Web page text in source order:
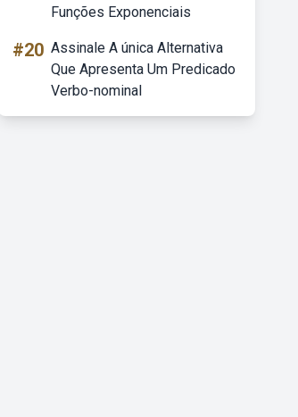
Funções Exponenciais
#20 Assinale A única Alternativa
Que Apresenta Um Predicado
Verbo-nominal